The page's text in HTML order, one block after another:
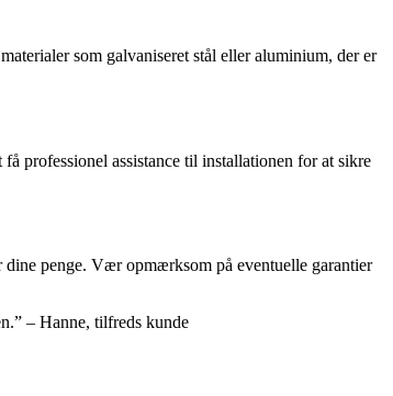
som galvaniseret stål eller aluminium, der er
professionel assistance til installationen for at sikre
penge. Vær opmærksom på eventuelle garantier
– Hanne, tilfreds kunde